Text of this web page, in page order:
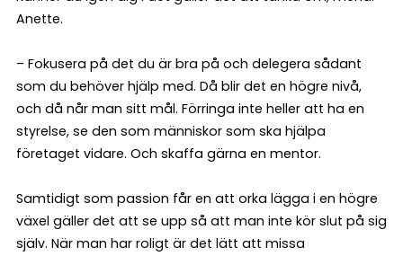
Anette.
– Fokusera på det du är bra på och delegera sådant
som du behöver hjälp med. Då blir det en högre nivå,
och då når man sitt mål. Förringa inte heller att ha en
styrelse, se den som människor som ska hjälpa
företaget vidare. Och skaffa gärna en mentor.
Samtidigt som passion får en att orka lägga i en högre
växel gäller det att se upp så att man inte kör slut på sig
själv. När man har roligt är det lätt att missa